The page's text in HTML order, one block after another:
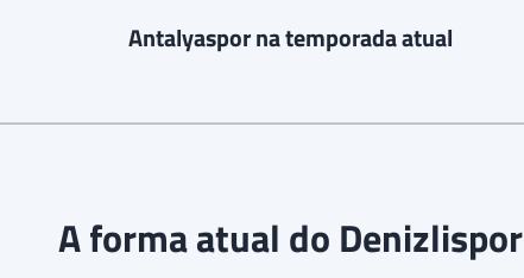
Antalyaspor na temporada atual
A forma atual do Denizlispor